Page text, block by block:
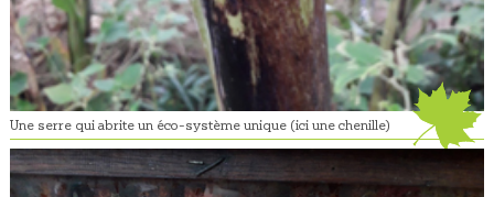
Une serre qui abrite un éco-système unique (ici une chenille)